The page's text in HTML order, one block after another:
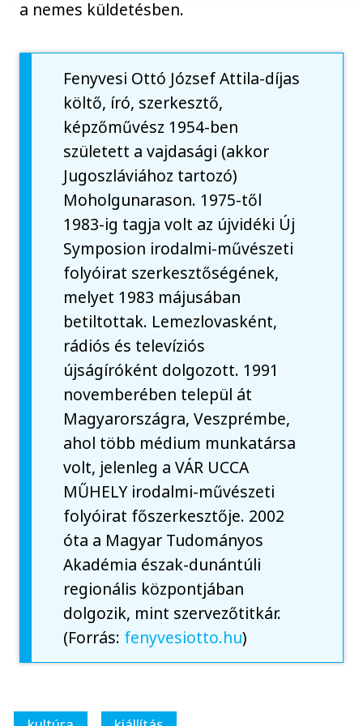
a nemes küldetésben.
Fenyvesi Ottó József Attila-díjas
költő, író, szerkesztő,
képzőművész 1954-ben
született a vajdasági (akkor
Jugoszláviához tartozó)
Moholgunarason. 1975-től
1983-ig tagja volt az újvidéki Új
Symposion irodalmi-művészeti
folyóirat szerkesztőségének,
melyet 1983 májusában
betiltottak. Lemezlovasként,
rádiós és televíziós
újságíróként dolgozott. 1991
novemberében települ át
Magyarországra, Veszprémbe,
ahol több médium munkatársa
volt, jelenleg a VÁR UCCA
MŰHELY irodalmi-művészeti
folyóirat főszerkesztője. 2002
óta a Magyar Tudományos
Akadémia észak-dunántúli
regionális központjában
dolgozik, mint szervezőtitkár.
(Forrás: fenyvesiotto.hu)